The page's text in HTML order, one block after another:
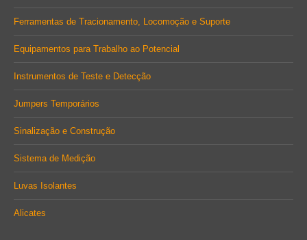
Ferramentas de Tracionamento, Locomoção e Suporte
Equipamentos para Trabalho ao Potencial
Instrumentos de Teste e Detecção
Jumpers Temporários
Sinalização e Construção
Sistema de Medição
Luvas Isolantes
Alicates